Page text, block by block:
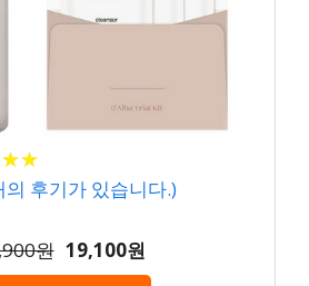
★★
★★
의 후기가 있습니다.)
원 19,100원